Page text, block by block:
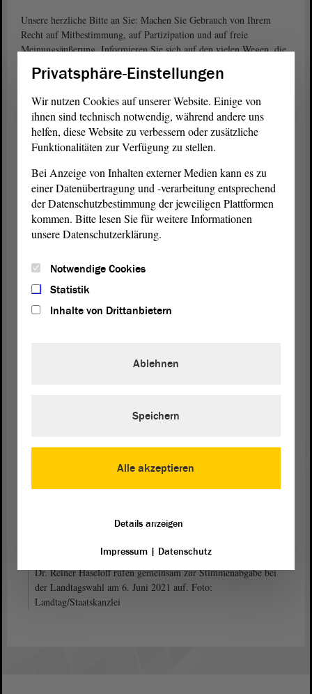
Unsere herzliche Bitte an Sie: Machen Sie Gebrauch von Ihrem
Recht auf Mitbestimmung, auf Partizipation und auf freie
Meinungsäußerung. Informieren Sie sich auf den vielen Wegen, die
Wählen Sie am 6. Juni dieses Jahres den Landtag
von Sachsen-Anhalt. Am 26. September 2021 zählt Ihre
Stimme genauso bei der Bundestagswahl.
GEHEN SIE WÄHLEN ODER NUTZEN
SIE DAS ANGEBOT ZUR BRIEFWAHL.
2021 ist unser persönliches „Superwahljahr“ und wir werden von
unserem Wahlrecht am6. Juni für die Landtagswahl
ZU IHREMPERSÖNLICHEN
„SUPERWAHLJAHR“.
Gabriele Brakebusch Dr. Reiner Haseloff
Landtagspräsidentin Gabriele Brakebusch und
Dr. Reiner Haseloff rufen gemeinsam zur Stimmenabgabe bei
der Landtagswahl am 6. Juni 2021 auf. Foto:
Landtag/Staatskanzlei
Privatsphäre-Einstellungen
Wir nutzen Cookies auf unserer Website. Einige von
ihnen sind technisch notwendig, während andere uns
helfen, diese Website zu verbessern oder zusätzliche
Funktionalitäten zur Verfügung zu stellen.
Bei Anzeige von Inhalten externer Medien kann es zu
einer Datenübertragung und -verarbeitung entsprechend
der Datenschutzbestimmung der jeweiligen Plattformen
kommen. Bitte lesen Sie für weitere Informationen
unsere Datenschutzerklärung.
Notwendige Cookies
Statistik
Inhalte von Drittanbietern
Alle akzeptieren
Ablehnen
Speichern
Details anzeigen
Impressum| Datenschutz